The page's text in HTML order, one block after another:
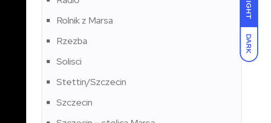
LIGHT
DARK
Rolnik z Marsa
Rzezba
Solisci
Stettin/Szczecin
Szczecin